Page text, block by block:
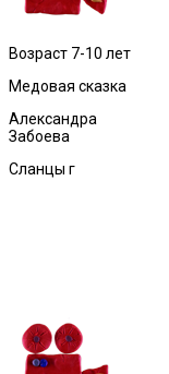
Возраст 7-10 лет
Медовая сказка
Александра
Забоева
Сланцы г